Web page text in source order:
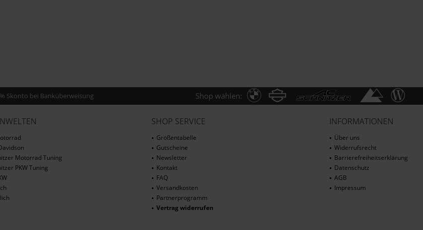
Skonto bei Banküberweisung Shop wählen:
Motorrad Tuning
PKW Tuning
SHOP SERVICE
Größentabelle
Gutscheine
Newsletter
Kontakt
FAQ
Versandkosten
Partnerprogramm
Vertrag widerrufen
INFORMATIONEN
Über uns
Widerrufsrecht
Barrierefreiheitserklärung
Datenschutz
AGB
Impressum